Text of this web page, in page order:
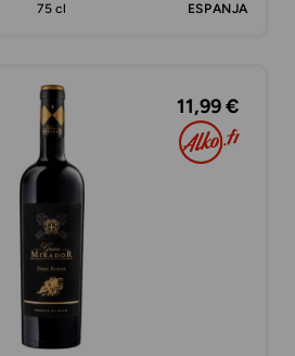
75 cl
ESPANJA
11,99 €